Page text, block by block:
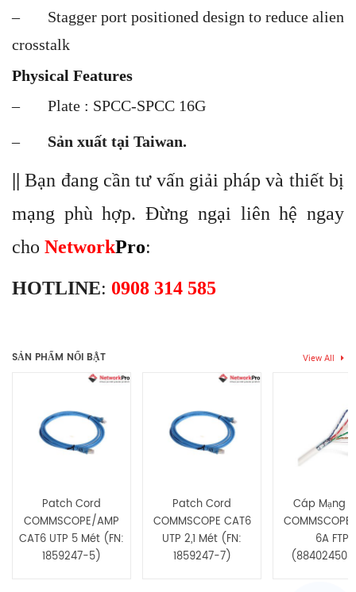
– Stagger port positioned design to reduce alien
crosstalk
Physical Features
– Plate : SPCC-SPCC 16G
– Sản xuất tại Taiwan.
|| Bạn đang cần tư vấn giải pháp và thiết bị
mạng phù hợp. Đừng ngại liên hệ ngay
cho NetworkPro:
HOTLINE: 0908 314 585
Hãy là người đầu tiên nhận xét “Khung Patch panel 24 Port rỗng
Dintek CAT.6A 19 inch (1406-00011)”
SẢN PHẨM NỔI BẬT View All
Patch Cord
COMMSCOPE/AMP
CAT6 UTP 5 Mét (FN:
1859247-5)
Patch Cord
COMMSCOPE CAT6
UTP 2,1 Mét (FN:
1859247-7)
Cáp Mạng
6A FTP